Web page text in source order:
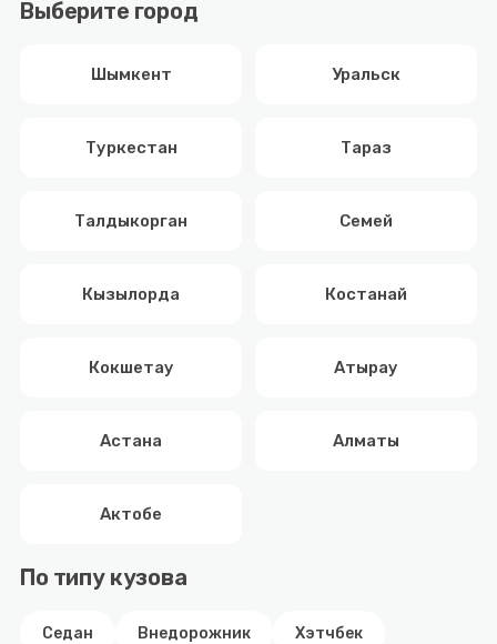
Выберите город
Шымкент Уральск
Туркестан Тараз
Талдыкорган Семей
Кызылорда Костанай
Кокшетау Атырау
Астана Алматы
Актобе
По типу кузова
Седан Внедорожник Хэтчбек